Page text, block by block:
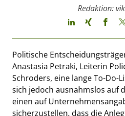
Redaktion:
Politische
Anastasia Petraki, Leiterin
Schroders, eine lange To-Do-
sich jedoch ausnahmslos auf
einen auf
sicherzustellen, dass die